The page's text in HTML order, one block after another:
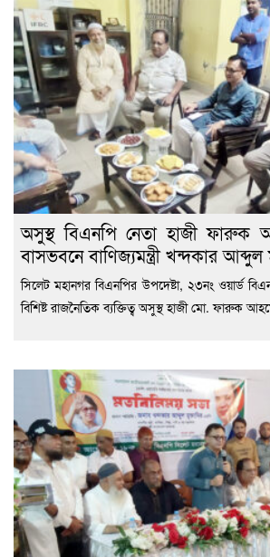
অসুস্থ বিএনপি নেতা হাজী ফারুক
বাসভবনে বাণিজ্যমন্ত্রী খন্দকার আব্দুল
সিলেট মহানগর বিএনপির উপদেষ্টা, ২৩নং ওয়ার্ড
বিশিষ্ট রাজনৈতিক ব্যক্তিত্ব অসুস্থ হাজী মো. ফারুক